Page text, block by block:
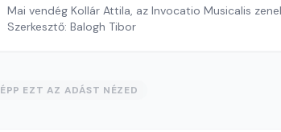
Mai vendég Kollár Attila, az Invocatio Musicalis
Szerkesztő: Balogh Tibor
ÉPP EZT AZ ADÁST NÉZED